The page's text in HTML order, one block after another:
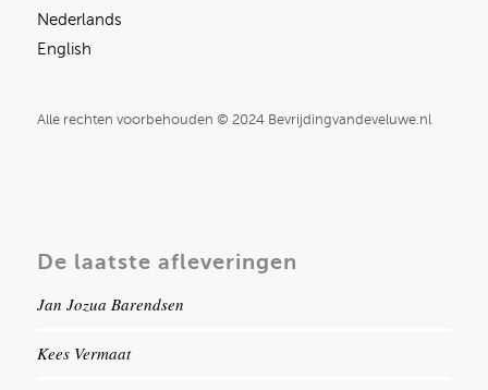
Nederlands
English
Alle rechten voorbehouden © 2024 Bevrijdingvandeveluwe.nl
De laatste afleveringen
Jan Jozua Barendsen
Kees Vermaat